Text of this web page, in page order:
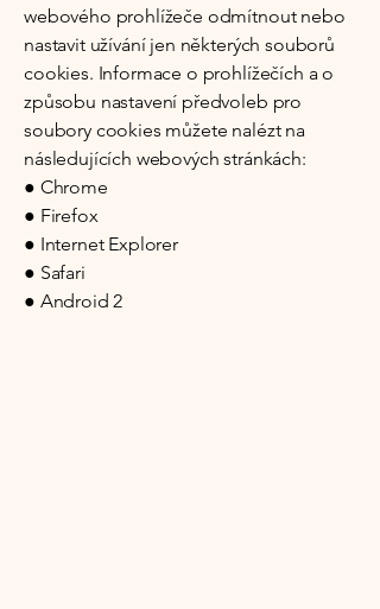
webového prohlížeče odmítnout nebo
nastavit užívání jen některých souborů
cookies. Informace o prohlížečích a o
způsobu nastavení předvoleb pro
soubory cookies můžete nalézt na
následujících webových stránkách:
● Chrome
● Firefox
● Internet Explorer
● Safari
● Android 2